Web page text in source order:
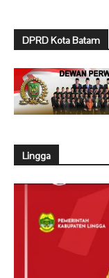
DPRD Kota Batam
Lingga